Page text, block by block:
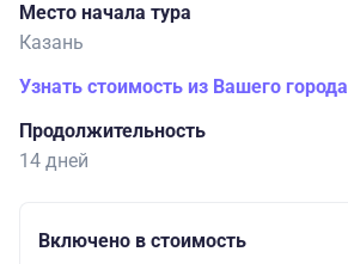
Место начала тура
Казань
Узнать стоимость из Вашего города
Продолжительность
14 дней
Включено в стоимость